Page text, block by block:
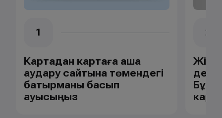
1
Картадан картаға ақша
аудару сайтына төмендегі
батырманы басып
ауысыңыз
2
Бұл